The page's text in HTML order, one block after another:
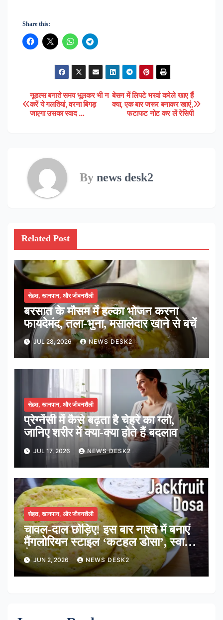
Share this:
Post
navigation
बेसन में लिपटे भरवां करेले खाए हैं
क्या, एक बार जरूर बनाकर खाएं,
फटाफट नोट कर लें रेसिपी
नूडल्स बनाते समय भूलकर भी न
करें ये गलतियां, वरना बिगड़
जाएगा उसका स्वाद …
By news desk2
Related Post
सेहत, खानपान, और जीवनशैली
बरसात के मौसम में हल्का भोजन करना
फायदेमंद, तला-भुना, मसालेदार खाने से बचें
JUL 28, 2026 NEWS DESK2
सेहत, खानपान, और जीवनशैली
प्रेग्नेंसी में कैसे बढ़ता है चेहरे का ग्लो,
जानिए शरीर में क्या-क्या होते हैं बदलाव
JUL 17, 2026 NEWS DESK2
सेहत, खानपान, और जीवनशैली
चावल-दाल छोड़िए! इस बार नाश्ते में बनाएं
मैंगलोरियन स्टाइल ‘कटहल डोसा’, स्वाद में
है लाजवाब
JUN 2, 2026 NEWS DESK2